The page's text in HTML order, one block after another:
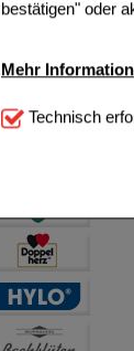
bestätigen" oder
Mehr Information
Technisch
notwendig sind
Diese
beispielsweise
Inhalte
Statistik &
sammeln, mit
auch die
teilweise an
Technisch